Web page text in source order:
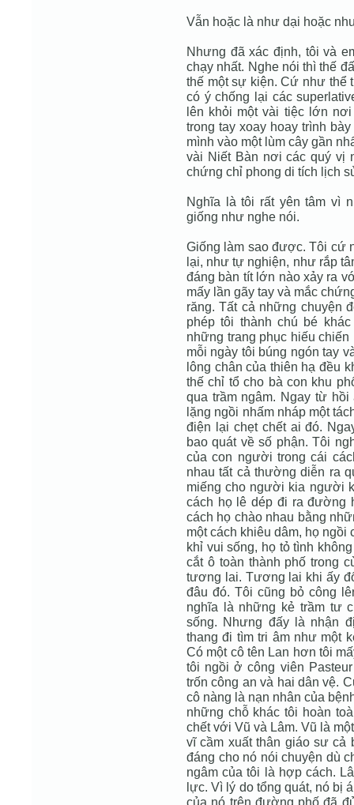
Vẫn hoặc là như dại hoặc
Nhưng đã xác định, tôi và
chạy nhất. Nghe nói thì thế
thế một sự kiện. Cứ như thể
có ý chống lại các
lên khỏi một vài tiệc lớn
trong tay xoay hoay trình
mình vào một lùm cây gần
vài Niết Bàn nơi các quý vị
chứng chỉ phong di tích lịch
Nghĩa là tôi rất yên tâm vì
giống như nghe nói.
Giống làm sao được. Tôi cứ
lại, như tự nghiện, như rắp
đáng bàn tít lớn nào xảy ra
mấy lần gãy tay và mắc
răng. Tất cả những chuyện
phép tôi thành chú bé
những trang phục hiếu
mỗi ngày tôi búng ngón tay
lông chân của thiên hạ đều
thế chỉ tổ cho bà con khu
qua trầm ngâm. Ngay từ
lặng ngồi nhấm nháp một
điện lại chẹt chết ai đó.
bao quát về số phận. Tôi
của con người trong cái
nhau tất cả thường diễn ra
miếng cho người kia người
cách họ lê dép đi ra đường
cách họ chào nhau bằng
một cách khiêu dâm, họ
khỉ vui sống, họ tỏ tình
cắt ô toàn thành phố trong
tương lai. Tương lai khi ấy
đâu đó. Tôi cũng bỏ công
nghĩa là những kẻ trầm tư
sống. Nhưng đấy là nhận
thang đi tìm tri âm như một
Có một cô tên Lan hơn tôi
tôi ngồi ở công viên
trốn công an và hai dân vệ.
cô nàng là nạn nhân của
những chỗ khác tôi hoàn
chết với Vũ và Lâm. Vũ là
vĩ cầm xuất thân giáo sư cả
đáng cho nó nói chuyện dù
ngâm của tôi là hợp cách.
lực. Vì lý do tổng quát, nó bị
của nó trên đường phố đã